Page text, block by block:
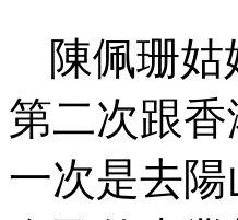
陳佩珊
第二次跟香
一次是去